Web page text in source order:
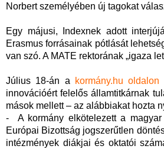
Norbert személyében új tagokat
Egy májusi, Indexnek adott
Erasmus forrásainak pótlását
van szó. A MATE rektorának „igaza
Július 18-án a kormány.hu oldalon
innovációért felelős államtitkárnak
mások mellett – az alábbiakat hozta
- A kormány elkötelezett a
Európai Bizottság jogszerűtlen
intézmények diákjai és oktatói